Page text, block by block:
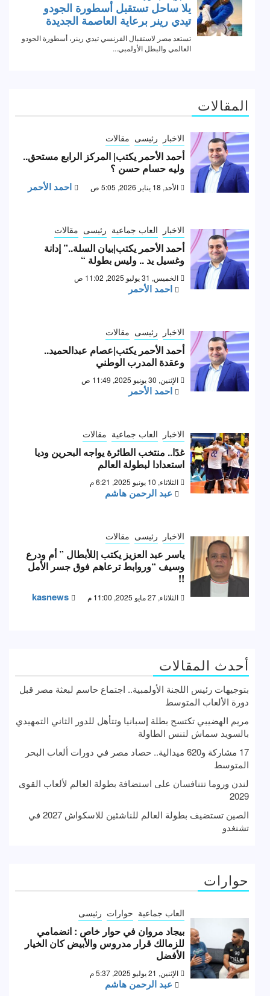
المقالات
الاخبار رئيسى مقالات
أحمد الأحمر يكتب| المركز الرابع مستحق..
وليه حسام حسن ؟
الأحد, 18 يناير 2026, 5:05 ص احمد الأحمر
الاخبار العاب جماعية رئيسى مقالات
أحمد الأحمر يكتب|بيان السلة..” إدانة
وغسيل يد .. وليس بطولة “
الخميس, 31 يوليو 2025, 11:02 ص
احمد الأحمر
الاخبار رئيسى مقالات
أحمد الأحمر يكتب|عصام عبدالحميد..
وعقدة المدرب الوطني
الإثنين, 30 يونيو 2025, 11:49 ص
احمد الأحمر
الاخبار العاب جماعية مقالات
غدًا.. منتخب الطائرة يواجه البحرين وديا
استعدادا لبطولة العالم
الثلاثاء, 10 يونيو 2025, 6:21 م
عبد الرحمن هاشم
الاخبار رئيسى مقالات
ياسر عبد العزيز يكتب |للأبطال ” أم ودرع
وسيف “وروابط ترعاهم فوق جسر الأمل
!!
الثلاثاء, 27 مايو 2025, 11:00 م kasnews
أحدث المقالات
بتوجيهات رئيس اللجنة الأولمبية.. اجتماع حاسم لبعثة مصر قبل
دورة الألعاب المتوسط
مريم الهضيبي تكتسح بطلة إسبانيا وتتأهل للدور الثاني التمهيدي
بالسويد سماش لتنس الطاولة
17 مشاركة و620 ميدالية.. حصاد مصر في دورات ألعاب البحر
المتوسط
لندن وروما تتنافسان على استضافة بطولة العالم لألعاب القوى
2029
الصين تستضيف بطولة العالم للناشئين للاسكواش 2027 في
تشنغدو
حوارات
العاب جماعية حوارات رئيسى
بيجاد مروان في حوار خاص : انضمامي
للزمالك قرار مدروس والأبيض كان الخيار
الأفضل
الإثنين, 21 يوليو 2025, 5:37 م
عبد الرحمن هاشم